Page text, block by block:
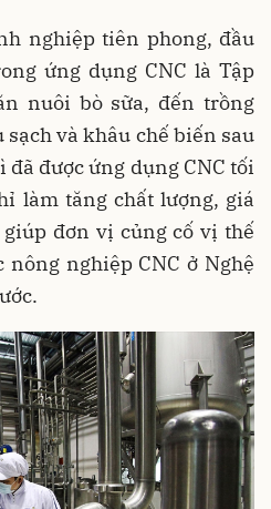
nghiệp tiên phong, đầu
ứng dụng CNC là Tập
nuôi bò sữa, đến trồng
sạch và khâu chế biến sau
được ứng dụng CNC tối
làm tăng chất lượng, giá
đơn vị củng cố vị thế
nghiệp CNC ở Nghệ